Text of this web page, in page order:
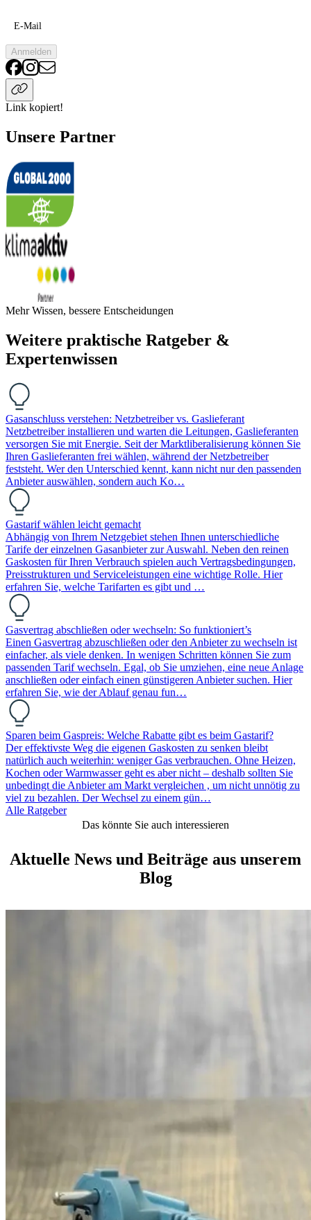
E-Mail
Anmelden
Link kopiert!
Unsere Partner
Mehr Wissen, bessere Entscheidungen
Weitere praktische Ratgeber &
Expertenwissen
Gasanschluss verstehen: Netzbetreiber vs. Gaslieferant
Netzbetreiber installieren und warten die Leitungen, Gaslieferanten
versorgen Sie mit Energie. Seit der Marktliberalisierung können Sie
Ihren Gaslieferanten frei wählen, während der Netzbetreiber
feststeht. Wer den Unterschied kennt, kann nicht nur den passenden
Anbieter auswählen, sondern auch Ko…
Gastarif wählen leicht gemacht
Abhängig von Ihrem Netzgebiet stehen Ihnen unterschiedliche
Tarife der einzelnen Gasanbieter zur Auswahl. Neben den reinen
Gaskosten für Ihren Verbrauch spielen auch Vertragsbedingungen,
Preisstrukturen und Serviceleistungen eine wichtige Rolle. Hier
erfahren Sie, welche Tarifarten es gibt und …
Gasvertrag abschließen oder wechseln: So funktioniert’s
Einen Gasvertrag abzuschließen oder den Anbieter zu wechseln ist
einfacher, als viele denken. In wenigen Schritten können Sie zum
passenden Tarif wechseln. Egal, ob Sie umziehen, eine neue Anlage
anschließen oder einfach einen günstigeren Anbieter suchen. Hier
erfahren Sie, wie der Ablauf genau fun…
Sparen beim Gaspreis: Welche Rabatte gibt es beim Gastarif?
Der effektivste Weg die eigenen Gaskosten zu senken bleibt
natürlich auch weiterhin: weniger Gas verbrauchen. Ohne Heizen,
Kochen oder Warmwasser geht es aber nicht – deshalb sollten Sie
unbedingt die Anbieter am Markt vergleichen , um nicht unnötig zu
viel zu bezahlen. Der Wechsel zu einem gün…
Alle Ratgeber
Das könnte Sie auch interessieren
Aktuelle News und Beiträge aus unserem
Blog